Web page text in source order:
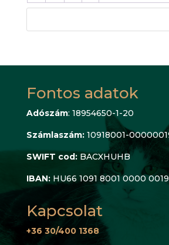
Fontos adatok
Adószám: 18954650-1-20
Számlaszám: 10918001-
SWIFT cod: BACXHUHB
IBAN: HU66 1091 8001 0000
Kapcsolat
+36 30/400 1368